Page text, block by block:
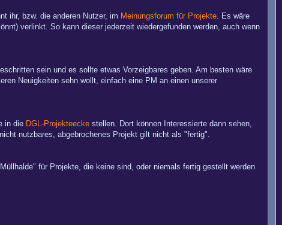
ihr, bzw. die anderen Nutzer, im Meinungsforum für Projekte. Es wäre
verlinkt. So kann dieser jederzeit wiedergefunden werden, auch wenn
sein und es sollte etwas Vorzeigbares geben. Am besten wäre
Neuigkeiten sehn wollt, einfach eine PM an einen unserer
in die DGL-Projekteecke stellen. Dort können Interessierte dann sehen,
nutzbares, abgebrochenes Projekt gilt nicht als "fertig".
für Projekte, die keine sind, oder niemals fertig gestellt werden